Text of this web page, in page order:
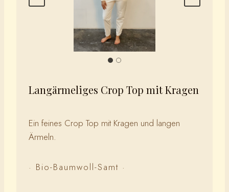
Langärmeliges Crop Top mit Kragen
Ein feines Crop Top mit Kragen und langen
Ärmeln.
· Bio-Baumwoll-Samt ·